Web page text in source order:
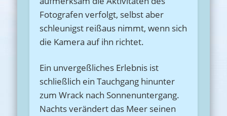
Fotografen verfolgt, selbst aber
schleunigst reißaus nimmt, wenn sich
die Kamera auf ihn richtet.
Ein unvergeßliches Erlebnis ist
schließlich ein Tauchgang hinunter
zum Wrack nach Sonnenuntergang.
Nachts verändert das Meer seinen